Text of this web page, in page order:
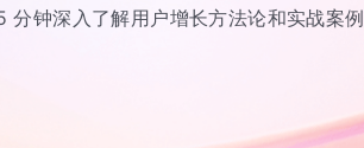
分钟深入了解用户增长方法论和实战案例